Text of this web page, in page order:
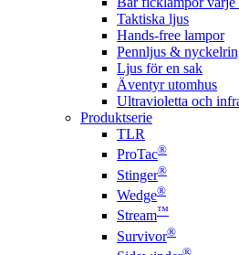
Taktiska ljus
Hands-free lampor
Pennljus &
Ljus för en sak
Äventyr utomhus
Ultravioletta och
Produktserie
TLR
ProTac®
Stinger®
Wedge®
Stream™
Survivor®
®